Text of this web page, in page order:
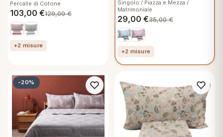
Percalle di Cotone
103,00 €129,00€
+2 misure
Singolo / Piazza e Mezza /
Matrimoniale
29,00 €35,00€
+2 misure
-20%